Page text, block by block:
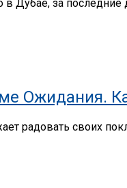
за
Ожидания.
радовать своих